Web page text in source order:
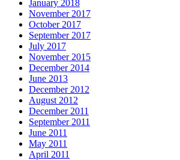
January 2018
November 2017
October 2017
September 2017
July 2017
November 2015
December 2014
June 2013
December 2012
August 2012
December 2011
September 2011
June 2011
May 2011
April 2011